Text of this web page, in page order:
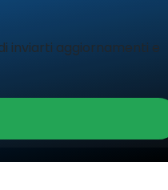
di inviarti aggiornamenti e